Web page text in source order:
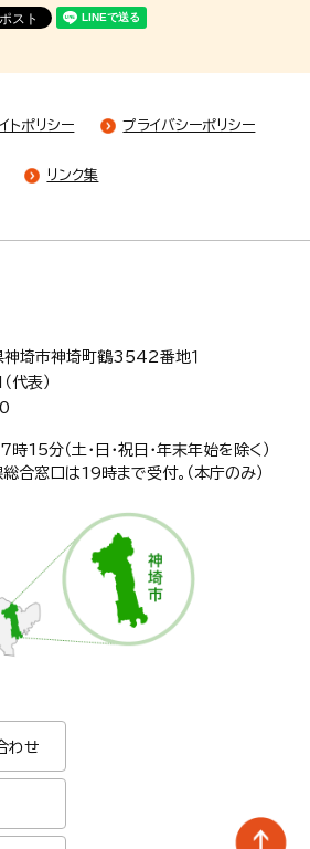
トポリシー プライバシーポリシー
リンク集
市神埼町鶴3542番地１
代表）
15分（土・日・祝日・年末年始を除く）
合窓口は19時まで受付。（本庁のみ）
わせ